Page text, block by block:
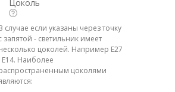
Цоколь
случае если указаны через точку
запятой - светильник имеет
цоколей. Например E27
E14. Наиболее
цоколями